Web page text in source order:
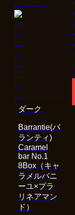
Barrantie(バ
ランティ)
Caramel
bar No.1
8Box（キャ
ラメルバニ
ーユ×プラ
リネアマン
ド）
ダーク